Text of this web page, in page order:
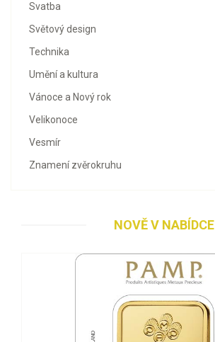
Svatba
Světový design
Technika
Umění a kultura
Vánoce a Nový rok
Velikonoce
Vesmír
Znamení zvěrokruhu
NOVĚ V NABÍDCE